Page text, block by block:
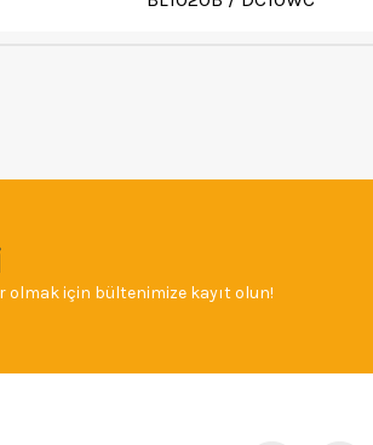
olmak için bültenimize kayıt olun!